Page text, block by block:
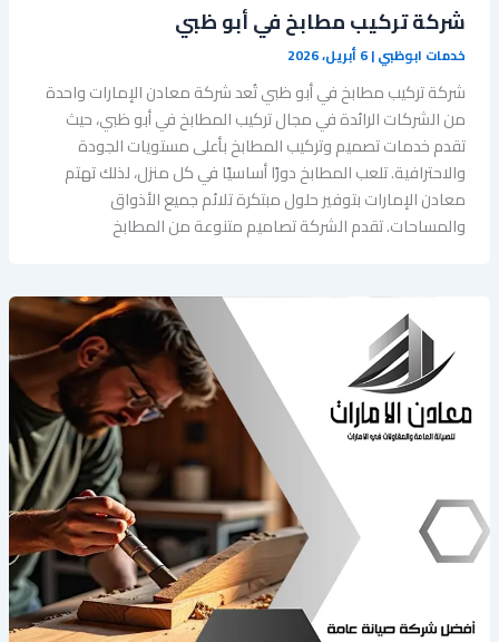
شركة تركيب مطابخ في أبو ظبي
خدمات ابوظبي|6 أبريل، 2026
شركة تركيب مطابخ في أبو ظبي تُعد شركة معادن الإمارات واحدة
من الشركات الرائدة في مجال تركيب المطابخ في أبو ظبي، حيث
تقدم خدمات تصميم وتركيب المطابخ بأعلى مستويات الجودة
والاحترافية. تلعب المطابخ دورًا أساسيًا في كل منزل، لذلك تهتم
معادن الإمارات بتوفير حلول مبتكرة تلائم جميع الأذواق
والمساحات. تقدم الشركة تصاميم متنوعة من المطابخ